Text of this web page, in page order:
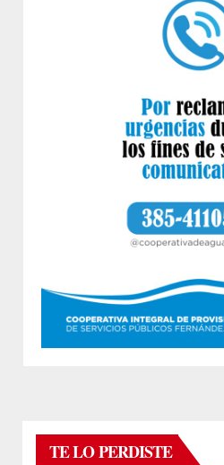
TE LO PERDISTE